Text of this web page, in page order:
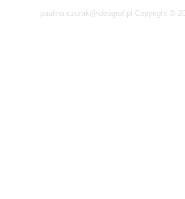
paulina.czurak@ideograf.pl Copyright ©